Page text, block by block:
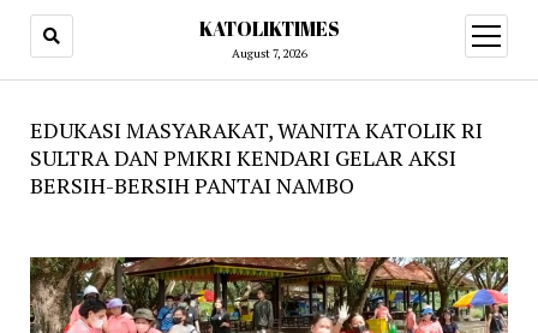
KATOLIKTIMES
August 7, 2026
open
menu
EDUKASI MASYARAKAT, WANITA KATOLIK RI
SULTRA DAN PMKRI KENDARI GELAR AKSI
BERSIH-BERSIH PANTAI NAMBO